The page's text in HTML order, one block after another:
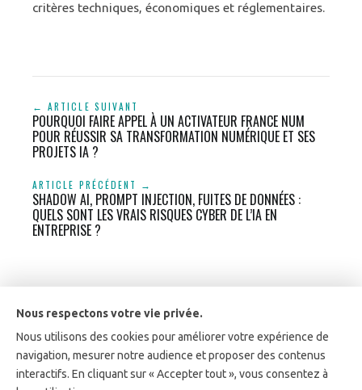
critères techniques, économiques et réglementaires.
← ARTICLE SUIVANT
POURQUOI FAIRE APPEL À UN ACTIVATEUR FRANCE NUM
POUR RÉUSSIR SA TRANSFORMATION NUMÉRIQUE ET SES
PROJETS IA ?
ARTICLE PRÉCÉDENT →
SHADOW AI, PROMPT INJECTION, FUITES DE DONNÉES :
QUELS SONT LES VRAIS RISQUES CYBER DE L’IA EN
ENTREPRISE ?
Gensai est répertorié parmi les entreprises IA de confiance
du Hub France IA et Activateur France Num.
Nous respectons votre vie privée.
Nous utilisons des cookies pour améliorer votre expérience de
navigation, mesurer notre audience et proposer des contenus
interactifs. En cliquant sur « Accepter tout », vous consentez à